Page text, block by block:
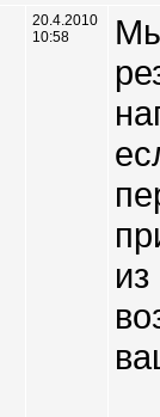
20.4.2010
10:58